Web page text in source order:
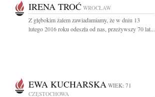
IRENA TROĆ WROCŁAW
Z głębokim żalem zawiadamiamy, że w dniu 13
lutego 2016 roku odeszła od nas, przeżywszy 70 lat...
EWA KUCHARSKA WIEK: 71
CZĘSTOCHOWA